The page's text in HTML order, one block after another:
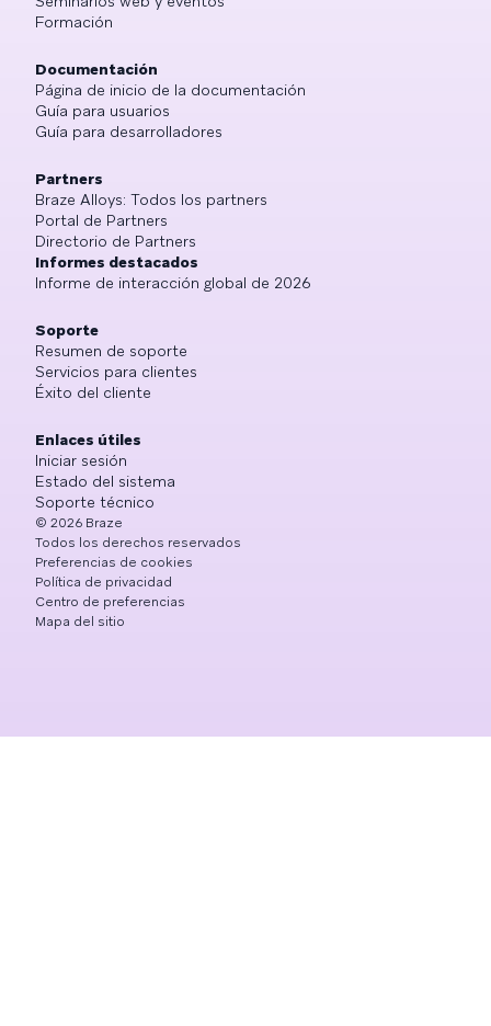
Formación
Documentación
Página de inicio de la documentación
Guía para usuarios
Guía para desarrolladores
Partners
Braze Alloys: Todos los partners
Portal de Partners
Directorio de Partners
Informes destacados
Informe de interacción global de 2026
Soporte
Resumen de soporte
Servicios para clientes
Éxito del cliente
Enlaces útiles
Iniciar sesión
Estado del sistema
Soporte técnico
© 2026 Braze
Todos los derechos reservados
Preferencias de cookies
Política de privacidad
Centro de preferencias
Mapa del sitio